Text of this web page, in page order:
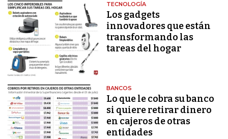
TECNOLOGÍA
Los gadgets
innovadores que están
transformando las
tareas del hogar
BANCOS
Lo que le cobra su banco
si quiere retirar dinero
en cajeros de otras
entidades